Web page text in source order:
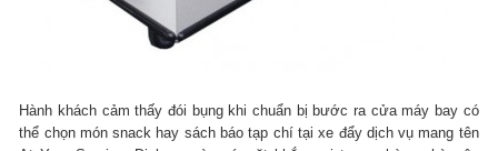
Hành khách cảm thấy đói bụng khi chuẩn bị bước ra cửa máy bay có
thể chọn món snack hay sách báo tạp chí tại xe đẩy dịch vụ mang tên